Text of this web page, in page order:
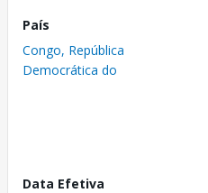
País
Congo, República
Democrática do
Data Efetiva